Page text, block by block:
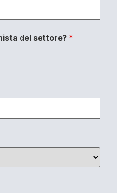
del settore? *